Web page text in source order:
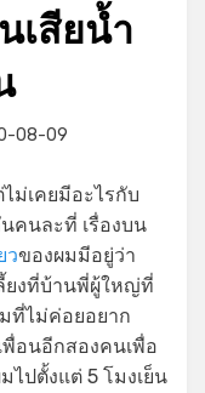
เสียน้ำ
08-09
ม่เคยมีอะไรกับ
คนละที่ เรื่องบน
วของผมมีอยู่ว่า
ยงที่บ้านพี่ผู้ใหญ่ที่
ที่ไม่ค่อยอยาก
พื่อนอีกสองคนเพื่อ
ปตั้งแต่ 5 โมงเย็น